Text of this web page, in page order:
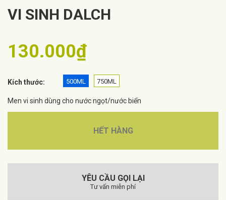
VI SINH DALCH
130.000₫
Kích thước: 500ML 750ML
Men vi sinh dùng cho nước ngọt/nước biển
HẾT HÀNG
YÊU CẦU GỌI LẠI
Tư vấn miễn phí